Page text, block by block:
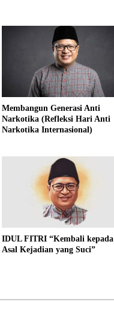
Membangun Generasi Anti
Narkotika (Refleksi Hari Anti
Narkotika Internasional)
IDUL FITRI “Kembali kepada
Asal Kejadian yang Suci”